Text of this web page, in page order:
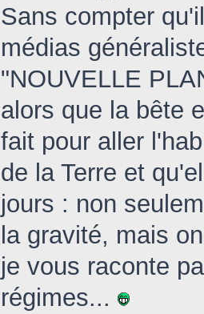
Sans compter
médias
"NOUVELLE
alors que la bête
fait pour aller
de la Terre et
jours : non
la gravité, mais
je vous raconte
régimes...